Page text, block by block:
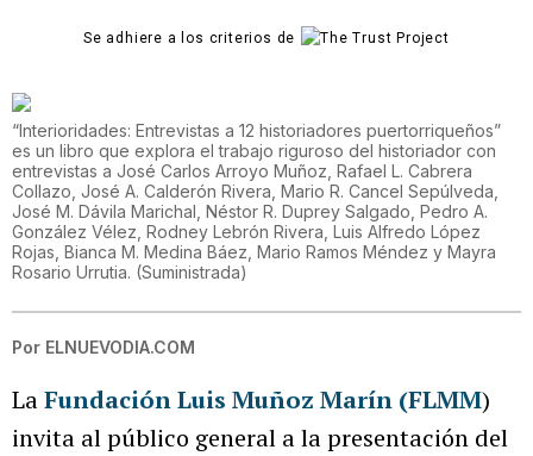
Se adhiere a los criterios de
“Interioridades: Entrevistas a 12 historiadores puertorriqueños”
es un libro que explora el trabajo riguroso del historiador con
entrevistas a José Carlos Arroyo Muñoz, Rafael L. Cabrera
Collazo, José A. Calderón Rivera, Mario R. Cancel Sepúlveda,
José M. Dávila Marichal, Néstor R. Duprey Salgado, Pedro A.
González Vélez, Rodney Lebrón Rivera, Luis Alfredo López
Rojas, Bianca M. Medina Báez, Mario Ramos Méndez y Mayra
Rosario Urrutia. (Suministrada)
Por ELNUEVODIA.COM
LaFundación Luis Muñoz Marín (FLMM)
invita al público general a la presentación del